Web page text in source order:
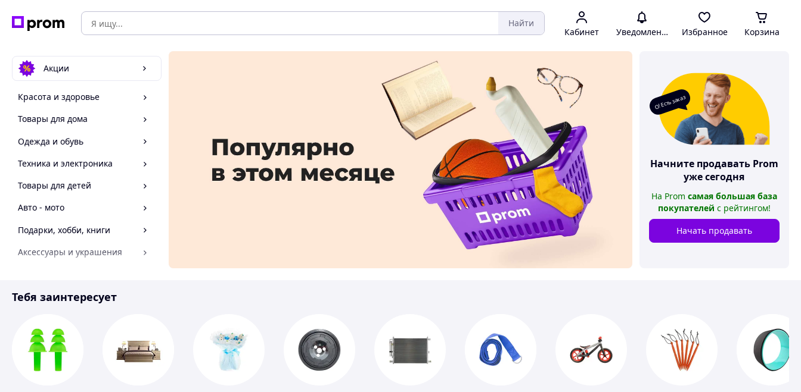
Найти
Кабинет Уведомления Избранное Корзина
Акции
Красота и здоровье
Товары для дома
Одежда и обувь
Техника и электроника
Товары для детей
Авто - мото
Подарки, хобби, книги
Аксессуары и украшения
Спорт и отдых
О! Есть заказ
Начните продавать Prom
уже сегодня
На Prom самая большая база
покупателей с рейтингом!
Начать продавать
Тебя заинтересует